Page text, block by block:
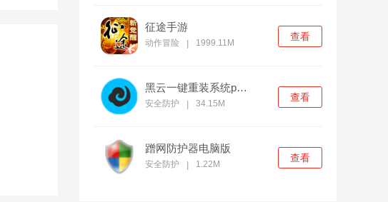
征途手游
动作冒险 1999.11M
查看
黑云一键重装系统pc官方版
安全防护 34.15M
查看
蹭网防护器电脑版
安全防护 1.22M
查看